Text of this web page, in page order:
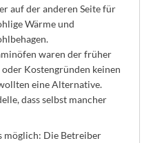
auf der anderen Seite für
Wärme und
waren der früher
Kostengründen keinen
eine Alternative.
dass selbst mancher
möglich: Die Betreiber